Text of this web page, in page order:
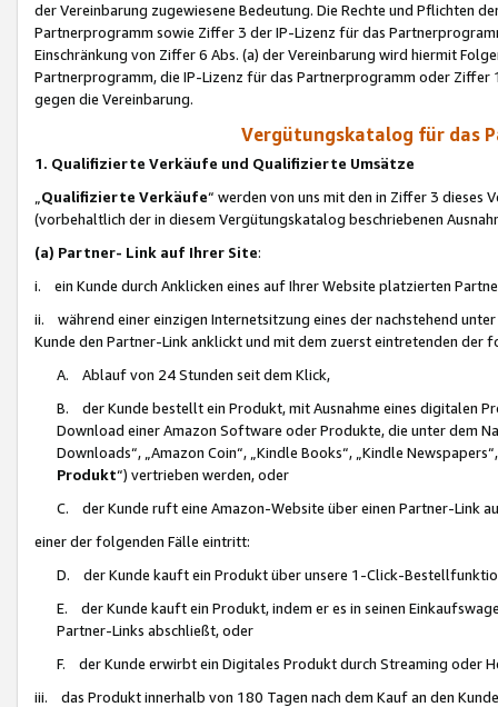
der Vereinbarung zugewiesene Bedeutung. Die Rechte und Pflichten
Partnerprogramm sowie Ziffer 3 der IP-Lizenz für das
Einschränkung von Ziffer 6 Abs. (a) der Vereinbarung wird hiermit
Partnerprogramm, die IP-Lizenz für das Partnerprogramm oder
gegen die Vereinbarung.
Vergütungskatalog für das
1. Qualifizierte Verkäufe und Qualifizierte Umsätze
Qualifizierte Verkäufe“ werden von uns mit den in Ziffer 3
(vorbehaltlich der in diesem Vergütungskatalog beschriebenen
(a) Partner- Link auf Ihrer Site:
i. ein Kunde durch Anklicken eines auf Ihrer Website platzierten
ii. während einer einzigen Internetsitzung eines der nachstehend
Kunde den Partner-Link anklickt und mit dem zuerst eintretenden der
A. Ablauf von 24 Stunden seit dem Klick,
B. der Kunde bestellt ein Produkt, mit Ausnahme eines digitalen
Download einer Amazon Software oder Produkte, die unter dem
Downloads“, „Amazon Coin“, „Kindle Books“, „Kindle
Produkt“) vertrieben werden, oder
C. der Kunde ruft eine Amazon-Website über einen Partner-Link
einer der folgenden Fälle eintritt:
D. der Kunde kauft ein Produkt über unsere 1-Click-
E. der Kunde kauft ein Produkt, indem er es in seinen
Partner-Links abschließt, oder
F. der Kunde erwirbt ein Digitales Produkt durch Streaming oder
iii. das Produkt innerhalb von 180 Tagen nach dem Kauf an den